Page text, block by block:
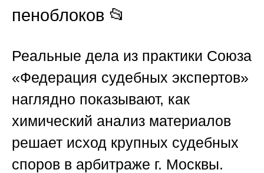
пеноблоков 📂
Реальные дела из практики Союза
«Федерация судебных экспертов»
наглядно показывают, как
химический анализ материалов
решает исход крупных судебных
споров в арбитраже г. Москвы.